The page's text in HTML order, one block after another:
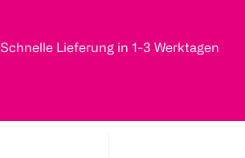
Schnelle Lieferung in 1-3 Werktagen